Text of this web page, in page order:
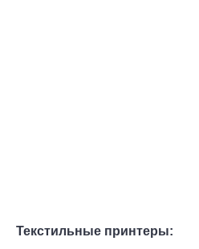
Текстильные принтеры: